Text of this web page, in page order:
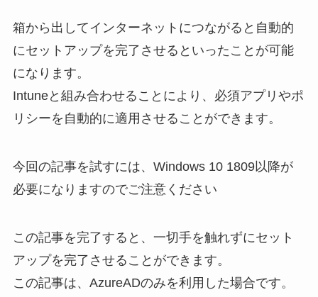
箱から出してインターネットにつながると自動的
にセットアップを完了させるといったことが可能
になります。
Intuneと組み合わせることにより、必須アプリやポ
リシーを自動的に適用させることができます。
今回の記事を試すには、Windows 10 1809以降が
必要になりますのでご注意ください
この記事を完了すると、一切手を触れずにセット
アップを完了させることができます。
この記事は、AzureADのみを利用した場合です。